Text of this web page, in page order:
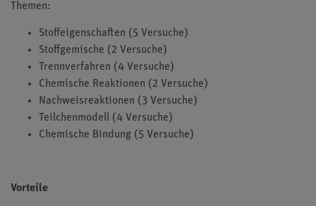
Themen:
Stoffeigenschaften (5 Versuche)
Stoffgemische (2 Versuche)
Trennverfahren (4 Versuche)
Chemische Reaktionen (2 Versuche)
Nachweisreaktionen (3 Versuche)
Teilchenmodell (4 Versuche)
Chemische Bindung (5 Versuche)
Vorteile